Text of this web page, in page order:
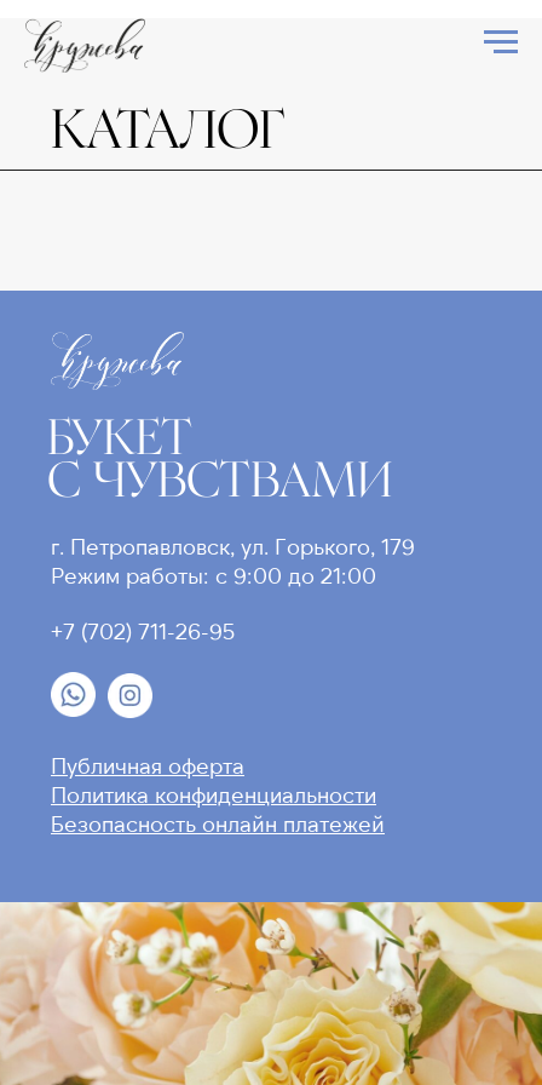
КАТАЛОГ
БУКЕТ
С ЧУВСТВАМИ
+7 (702) 711-26-95
г. Петропавловск, ул. Горького, 179
Режим работы: с 9:00 до 21:00
Публичная оферта
Политика конфиденциальности
Безопасность онлайн платежей